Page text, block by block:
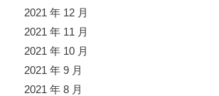
2021 年 12 月
2021 年 11 月
2021 年 10 月
2021 年 9 月
2021 年 8 月